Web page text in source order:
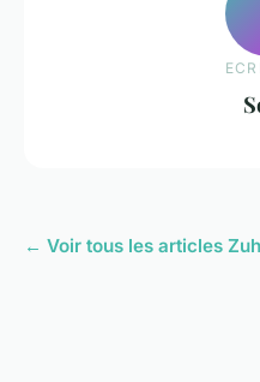
← Voir tous les articles